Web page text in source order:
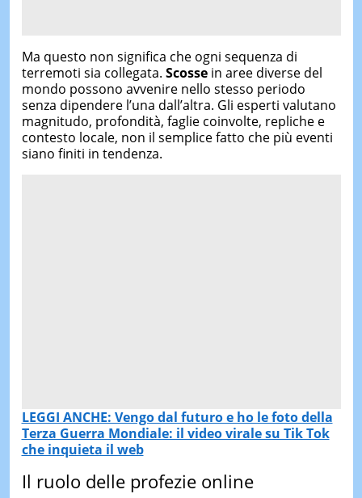
Ma questo non significa che ogni sequenza di
terremoti sia collegata. Scossein aree diverse del
mondo possono avvenire nello stesso periodo
senza dipendere l’una dall’altra. Gli esperti valutano
magnitudo, profondità, faglie coinvolte, repliche e
contesto locale, non il semplice fatto che più eventi
siano finiti in tendenza.
LEGGI ANCHE: Vengo dal futuro e ho le foto della
Terza Guerra Mondiale: il video virale su Tik Tok
che inquieta il web
Il ruolo delle profezie online